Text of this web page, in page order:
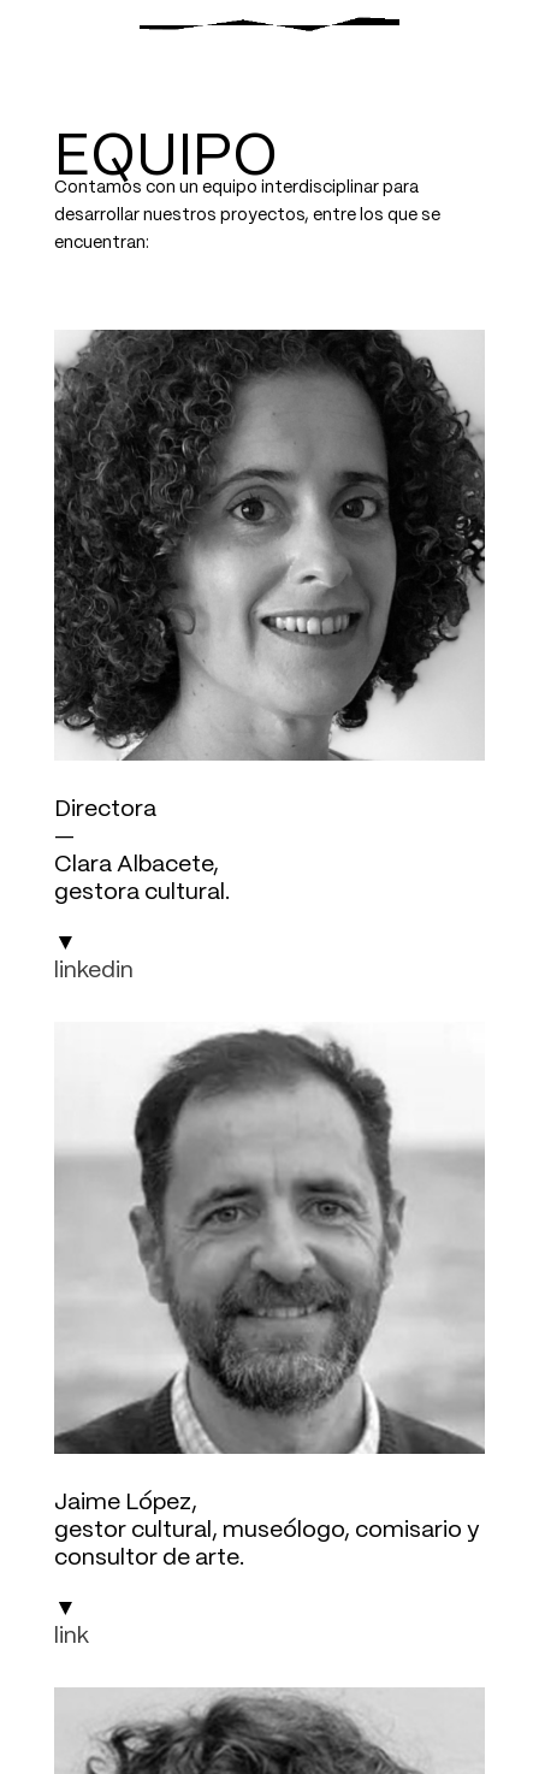
EQUIPO
Contamos con un equipo interdisciplinar para
desarrollar nuestros proyectos, entre los que se
encuentran:
Directora
—
Clara Albacete,
gestora cultural.
▼
linkedin
Jaime López,
gestor cultural, museólogo, comisario y
consultor de arte.
▼
link